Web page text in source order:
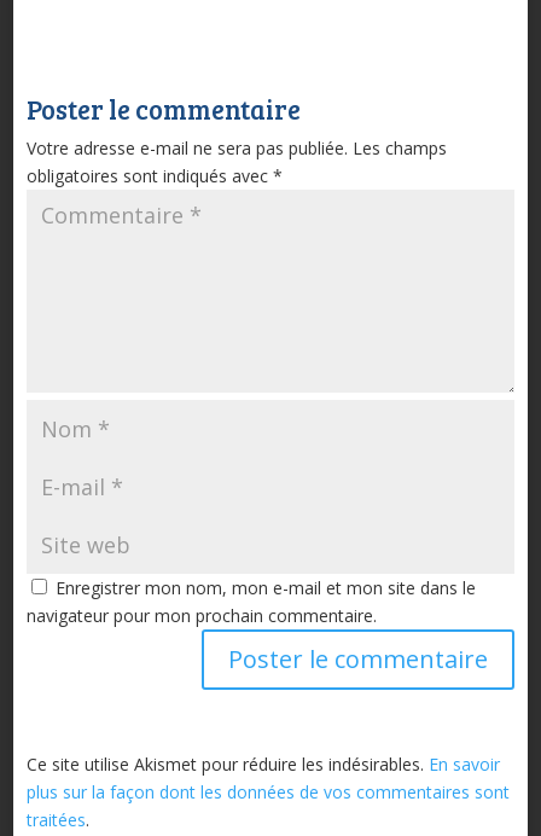
Poster le commentaire
Votre adresse e-mail ne sera pas publiée. Les champs
obligatoires sont indiqués avec *
Enregistrer mon nom, mon e-mail et mon site dans le
navigateur pour mon prochain commentaire.
Ce site utilise Akismet pour réduire les indésirables. En savoir
plus sur la façon dont les données de vos commentaires sont
traitées.